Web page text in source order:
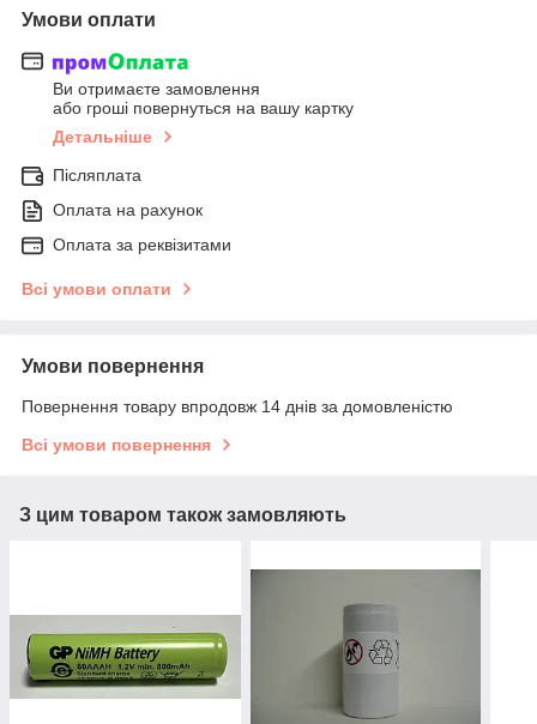
Умови оплати
Ви отримаєте замовлення
або гроші повернуться на вашу картку
Детальніше
Післяплата
Оплата на рахунок
Оплата за реквізитами
Всі умови оплати
Умови повернення
Повернення товару впродовж 14 днів за домовленістю
Всі умови повернення
З цим товаром також замовляють